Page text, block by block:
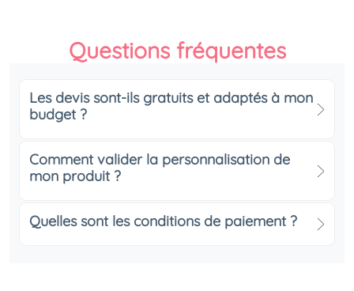
Questions fréquentes
Les devis sont-ils gratuits et adaptés à mon
budget ?
Comment valider la personnalisation de
mon produit ?
Quelles sont les conditions de paiement ?